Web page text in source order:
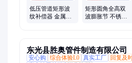
低压管道矩形波
纹补偿器 金属波
矩形圆角全高双
波膨胀节 不锈钢
东光县胜奥管件制造有限公司
安心购
综合体验L0 真实工厂 回复及